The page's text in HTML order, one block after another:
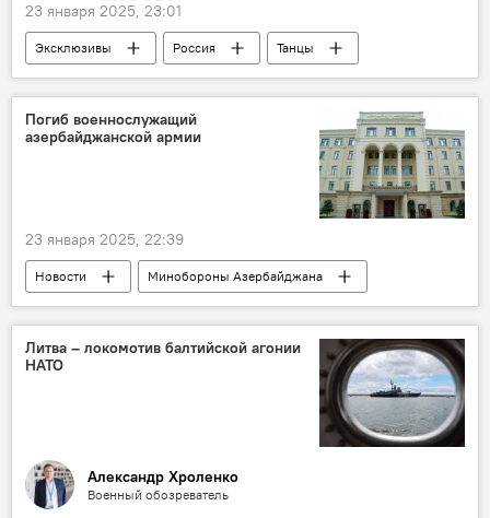
23 января 2025, 23:01
Эксклюзивы Россия
Танцы
танцор
Искусство
Большой театр России
"Тодес"
Баку
Погиб военнослужащий
азербайджанской армии
23 января 2025, 22:39
Новости
Минобороны Азербайджана
Азербайджан
военнослужащий
Погиб военнослужащий
Военная прокуратура АР
Литва – локомотив балтийской агонии
НАТО
Александр Хроленко
Военный обозреватель